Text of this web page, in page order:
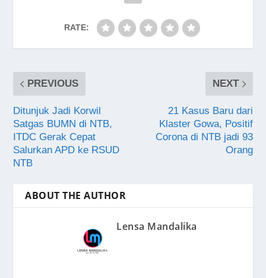
RATE:
PREVIOUS
Ditunjuk Jadi Korwil
Satgas BUMN di NTB,
ITDC Gerak Cepat
Salurkan APD ke RSUD
NTB
NEXT
21 Kasus Baru dari
Klaster Gowa, Positif
Corona di NTB jadi 93
Orang
ABOUT THE AUTHOR
Lensa Mandalika